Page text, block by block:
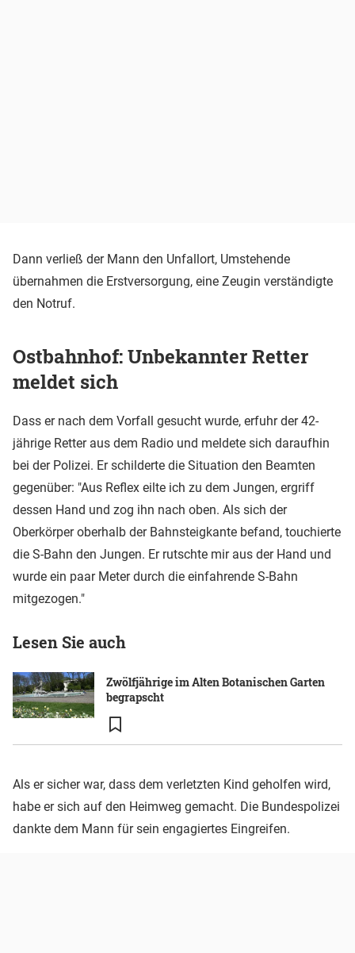
Dann verließ der Mann den Unfallort, Umstehende
übernahmen die Erstversorgung, eine Zeugin verständigte
den Notruf.
Ostbahnhof: Unbekannter Retter
meldet sich
Dass er nach dem Vorfall gesucht wurde, erfuhr der 42-
jährige Retter aus dem Radio und meldete sich daraufhin
bei der Polizei. Er schilderte die Situation den Beamten
gegenüber: "Aus Reflex eilte ich zu dem Jungen, ergriff
dessen Hand und zog ihn nach oben. Als sich der
Oberkörper oberhalb der Bahnsteigkante befand, touchierte
die S-Bahn den Jungen. Er rutschte mir aus der Hand und
wurde ein paar Meter durch die einfahrende S-Bahn
mitgezogen."
Lesen Sie auch
Zwölfjährige im Alten Botanischen Garten
begrapscht
Als er sicher war, dass dem verletzten Kind geholfen wird,
habe er sich auf den Heimweg gemacht. Die Bundespolizei
dankte dem Mann für sein engagiertes Eingreifen.